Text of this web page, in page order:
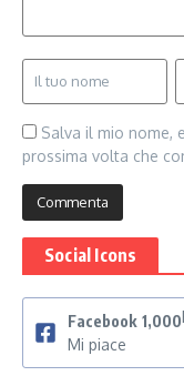
Salva il mio nome,
prossima volta che
Social Icons
Facebook 1,000
Mi piace